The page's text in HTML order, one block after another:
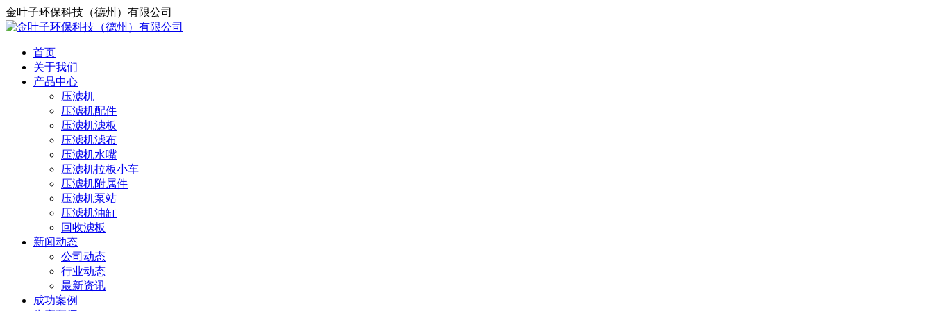
金叶子环保科技（德州）有限公司
首页
关于我们
产品中心
压滤机
压滤机配件
压滤机滤板
压滤机滤布
压滤机水嘴
压滤机拉板小车
压滤机附属件
压滤机泵站
压滤机油缸
回收滤板
新闻动态
公司动态
行业动态
最新资讯
成功案例